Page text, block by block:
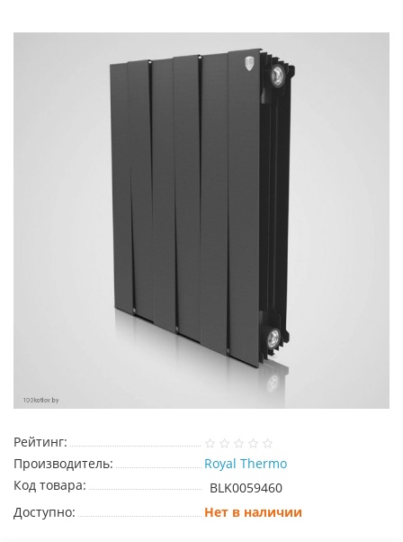
Рейтинг:
Производитель:
Royal Thermo
Код товара:
BLK0059460
Доступно:
Нет в наличии